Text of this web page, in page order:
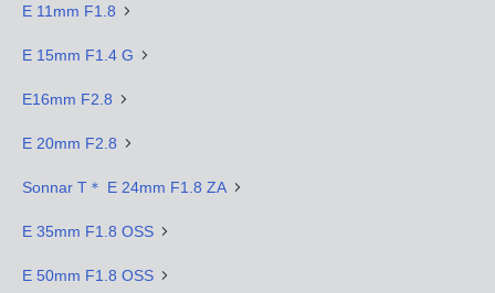
E 11mm F1.8
E 15mm F1.4 G
E16mm F2.8
E 20mm F2.8
Sonnar T＊ E 24mm F1.8 ZA
E 35mm F1.8 OSS
E 50mm F1.8 OSS